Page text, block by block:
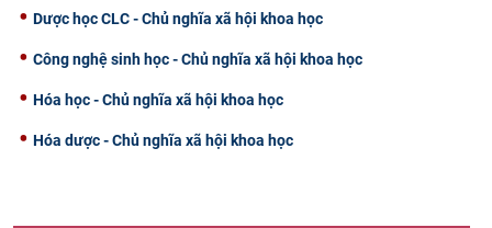
Dược học CLC - Chủ nghĩa xã hội khoa học
Công nghệ sinh học - Chủ nghĩa xã hội khoa học
Hóa học - Chủ nghĩa xã hội khoa học
Hóa dược - Chủ nghĩa xã hội khoa học